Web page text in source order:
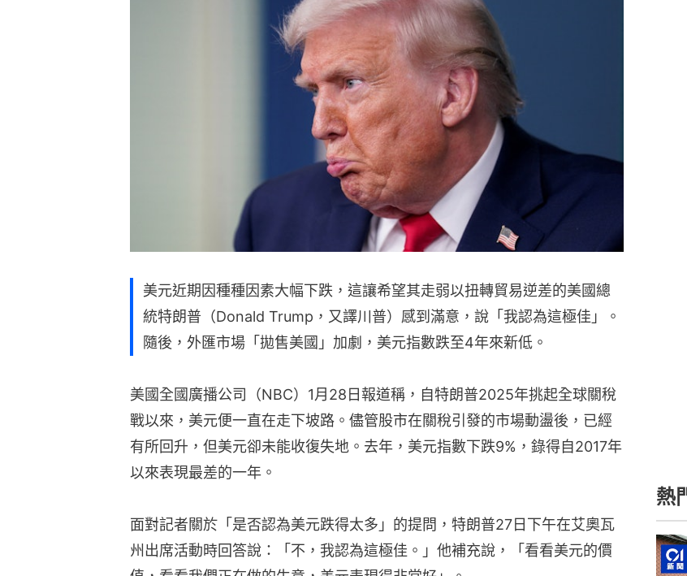
美元近期因種種因素大幅下跌，這讓希望其走弱以扭轉貿易逆差的美國總
統特朗普（Donald Trump，又譯川普）感到滿意，說「我認為這極佳」。
隨後，外匯市場「拋售美國」加劇，美元指數跌至4年來新低。
美國全國廣播公司（NBC）1月28日報道稱，自特朗普2025年挑起全球關稅
戰以來，美元便一直在走下坡路。儘管股市在關稅引發的市場動盪後，已經
有所回升，但美元卻未能收復失地。去年，美元指數下跌9%，錄得自2017年
以來表現最差的一年。
面對記者關於「是否認為美元跌得太多」的提問，特朗普27日下午在艾奧瓦
州出席活動時回答說：「不，我認為這極佳。」他補充說，「看看美元的價
熱